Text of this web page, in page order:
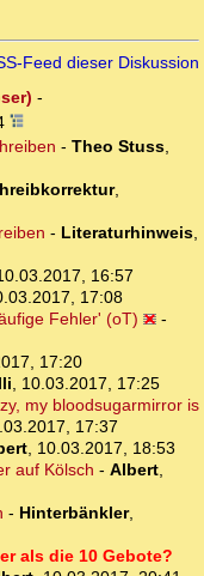
Feed dieser Diskussion
-
- Theo Stuss,
,
- Literaturhinweis,
16:57
17:08
Fehler' (oT)
-
17:20
, 10.03.2017, 17:25
my bloodsugarmirror is
17:37
, 10.03.2017, 18:53
auf Kölsch - Albert,
- Hinterbänkler,
als die 10 Gebote?